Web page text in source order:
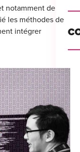
notamment de
les méthodes de
intégrer